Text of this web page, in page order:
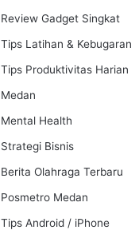
Review Gadget Singkat
Tips Latihan & Kebugaran
Tips Produktivitas Harian
Medan
Mental Health
Strategi Bisnis
Berita Olahraga Terbaru
Posmetro Medan
Tips Android / iPhone